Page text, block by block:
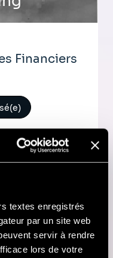
textes enregistrés
par un site web
servir à rendre
lors de votre
Financiers